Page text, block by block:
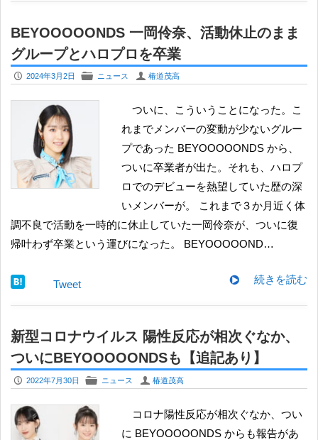
BEYOOOOONDS 一岡伶奈、活動休止のまま
グループとハロプロを卒業
P 2024年3月2日 F ニュース U 椿道茂高
ついに、こういうことになった。こ
れまでメンバーの変動が少ないグルー
プであった BEYOOOOONDS から、
ついに卒業者が出た。それも、ハロプ
ロでのデビューを熱望していた歴の深
いメンバーが。 これまで３か月近く体
調不良で活動を一時的に休止していた一岡伶奈が、ついに復
帰叶わず卒業という運びになった。 BEYOOOOOND…
続きを読む
Tweet
新型コロナウイルス 陽性反応が相次ぐなか、
ついにBEYOOOOONDSも【追記あり】
P 2022年7月30日 F ニュース U 椿道茂高
コロナ陽性反応が相次ぐなか、つい
に BEYOOOOONDS からも報告があ